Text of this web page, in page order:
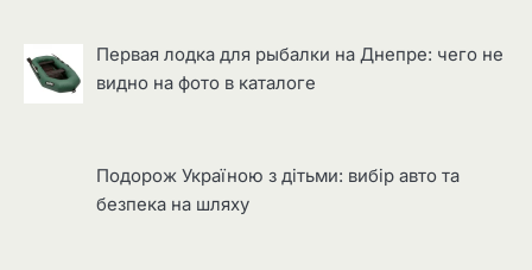
Первая лодка для рыбалки на Днепре: чего не
видно на фото в каталоге
Подорож Україною з дітьми: вибір авто та
безпека на шляху